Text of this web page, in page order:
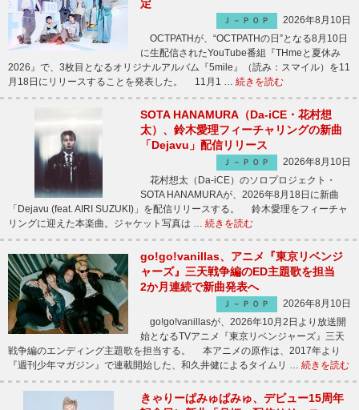
定
Ｊ－ＰＯＰ
2026年8月10日
OCTPATHが、“OCTPATHの日”となる8月10日
に生配信されたYouTube番組『THmeと夏休み
2026』で、3枚目となるオリジナルアルバム『5mile』（読み：スマイル）を11
月18日にリリースすることを発表した。 11月1 … 続きを読む
SOTA HANAMURA（Da-iCE・花村想
太）、鈴木愛理フィーチャリングの新曲
「Dejavu」配信リリース
Ｊ－ＰＯＰ
2026年8月10日
花村想太（Da-iCE）のソロプロジェクト・
SOTA HANAMURAが、2026年8月18日に新曲
「Dejavu (feat. AIRI SUZUKI)」を配信リリースする。 鈴木愛理をフィーチャ
リングに迎えた本楽曲。ジャケット写真は … 続きを読む
go!go!vanillas、アニメ『東京リベンジ
ャーズ』三天戦争編のED主題歌を担当
2か月連続で新曲発表へ
Ｊ－ＰＯＰ
2026年8月10日
go!go!vanillasが、2026年10月2日より放送開
始となるTVアニメ『東京リベンジャーズ』三天
戦争編のエンディング主題歌を担当する。 本アニメの原作は、2017年より
『週刊少年マガジン』で連載開始した、和久井健によるタイムリ … 続きを読む
きゃりーぱみゅぱみゅ、デビュー15周年